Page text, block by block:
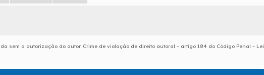
sem a autorização do autor. Crime de violação de direito autoral – artigo 184 do Código Penal – Lei